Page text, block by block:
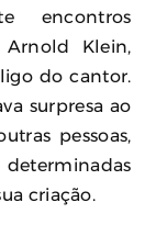
encontros
Arnold Klein,
do cantor.
surpresa ao
pessoas,
criação.